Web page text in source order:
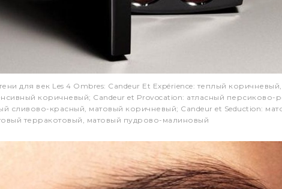
для век Les 4 Ombres: Candeur Et Expérience: теплый
коричневый; Candeur et Provocation: атласный
сливово-красный, матовый коричневый; Candeur et Seduction:
терракотовый, матовый пудрово-малиновый